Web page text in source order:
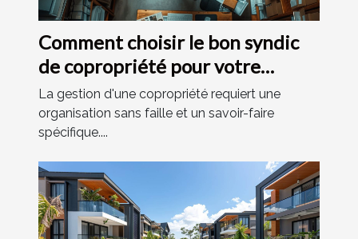
Comment choisir le bon syndic
de copropriété pour votre
résidence
La gestion d'une copropriété requiert une
organisation sans faille et un savoir-faire
spécifique....